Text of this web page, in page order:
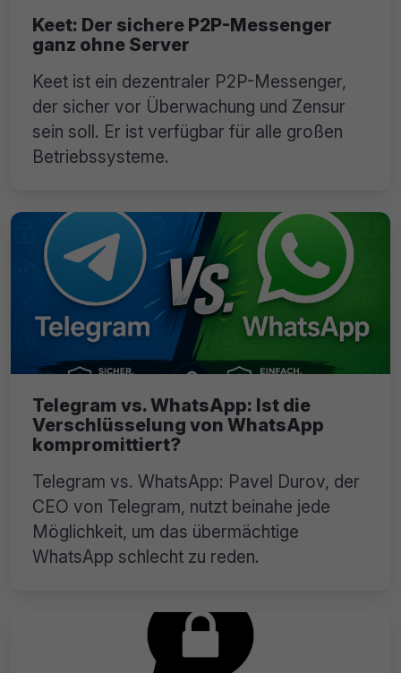
Keet: Der sichere P2P-Messenger
ganz ohne Server
Keet ist ein dezentraler P2P-Messenger,
der sicher vor Überwachung und Zensur
sein soll. Er ist verfügbar für alle großen
Betriebssysteme.
Telegram vs. WhatsApp: Ist die
Verschlüsselung von WhatsApp
kompromittiert?
Telegram vs. WhatsApp: Pavel Durov, der
CEO von Telegram, nutzt beinahe jede
Möglichkeit, um das übermächtige
WhatsApp schlecht zu reden.